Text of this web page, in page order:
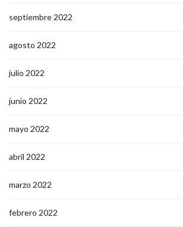
septiembre 2022
agosto 2022
julio 2022
junio 2022
mayo 2022
abril 2022
marzo 2022
febrero 2022